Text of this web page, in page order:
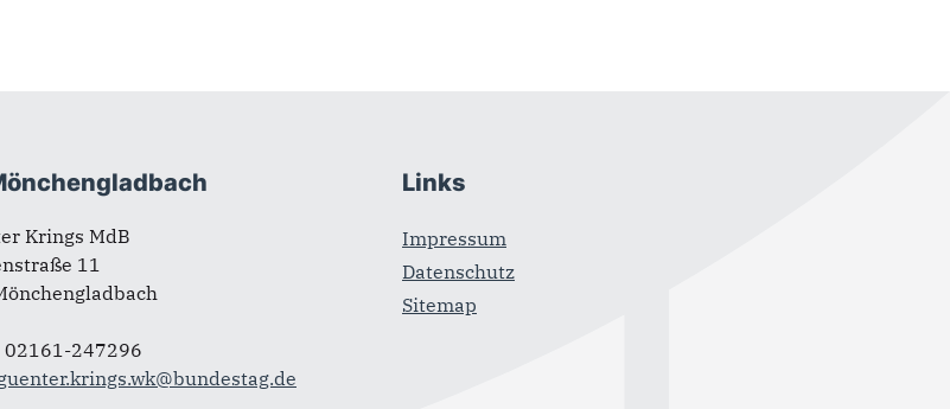
Krings MdB
11
02161-247296
Links
Impressum
Datenschutz
Sitemap